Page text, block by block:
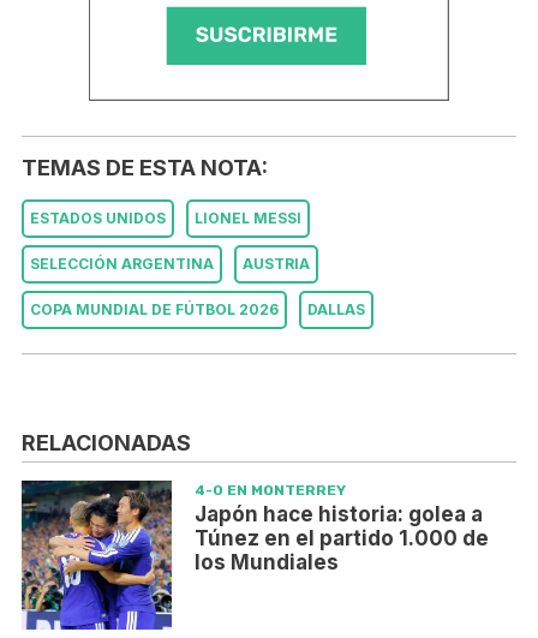
TEMAS DE ESTA NOTA:
ESTADOS UNIDOS LIONEL MESSI
SELECCIÓN ARGENTINA AUSTRIA
COPA MUNDIAL DE FÚTBOL 2026 DALLAS
RELACIONADAS
4-0 EN MONTERREY
Japón hace historia: golea a
Túnez en el partido 1.000 de
los Mundiales